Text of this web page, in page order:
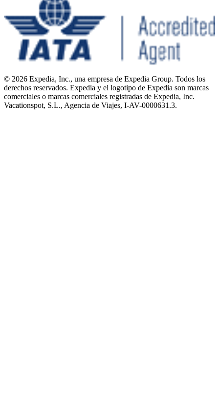
© 2026 Expedia, Inc., una empresa de Expedia Group. Todos los
derechos reservados. Expedia y el logotipo de Expedia son marcas
comerciales o marcas comerciales registradas de Expedia, Inc.
Vacationspot, S.L., Agencia de Viajes, I-AV-0000631.3.